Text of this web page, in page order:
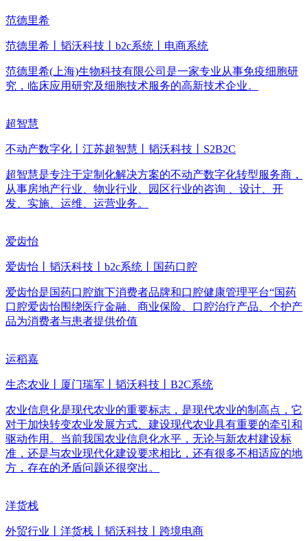
范德里希
范德里希丨韬沃科技丨b2c系统丨电商系统
范德里希(上海)生物科技有限公司是一家专业从事免疫细胞研
究，临床应用研究及细胞技术服务的高新技术企业。
超智慧
不动产数字化丨江苏超智慧丨韬沃科技丨S2B2C
超智慧是专注于定制化解决方案的不动产数字化转型服务商，
从事房地产行业、物业行业、园区行业的咨询 、设计、开
发、实施、运维、运营业务。
爱齿怡
爱齿怡丨韬沃科技丨b2c系统丨国药口腔
爱齿怡是国药口腔旗下消费者品牌和口腔健康管理平台“国药
口腔爱齿怡围绕医疗金融、商业保险、口腔治疗产品、个护产
品为消费者与患者提供价值
运稻嘉
生态农业丨厦门瑞军丨韬沃科技丨B2C系统
农业信息化是现代农业的重要标志，是现代农业的制高点，它
对于加快转变农业发展方式、建设现代农业具有重要的牵引和
驱动作用。当前我国农业信息化水平，无论与新农村建设标
准，还是与农业现代化建设要求相比，还有很多不相适应的地
方，存在的矛盾问题还很突出。
洋货栈
外贸行业丨洋货栈丨韬沃科技丨跨境电商